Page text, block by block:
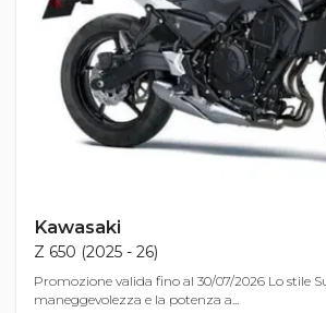
Kawasaki
Z 650 (2025 - 26)
Promozione valida fino al 30/07/2026 Lo stile
maneggevolezza e la potenza a...